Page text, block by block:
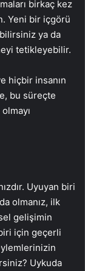
birkaç kez
Yeni bir içgörü
ya da
tetikleyebilir.
hiçbir insanın
bu süreçte
Uyuyan biri
olmanız, ilk
gelişimin
için geçerli
Uykuda